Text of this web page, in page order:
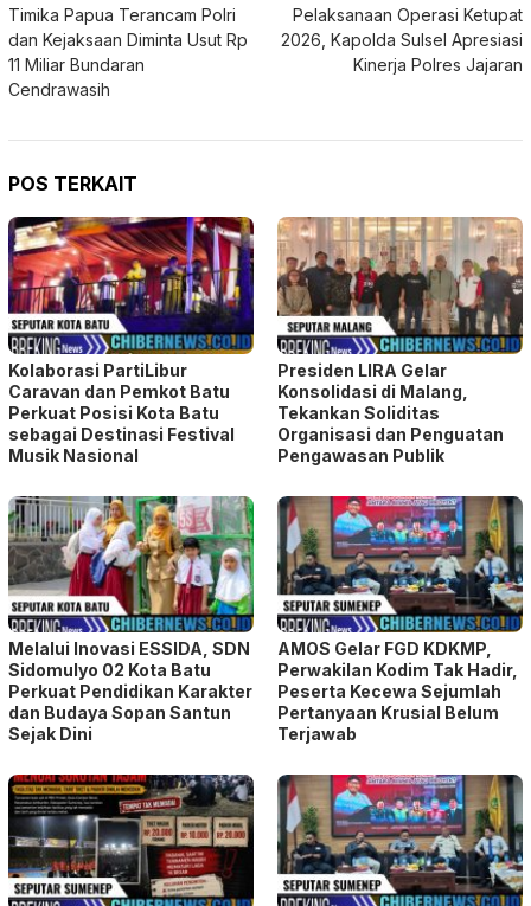
Timika Papua Terancam Polri
dan Kejaksaan Diminta Usut Rp
11 Miliar Bundaran
Cendrawasih
Pelaksanaan Operasi Ketupat
2026, Kapolda Sulsel Apresiasi
Kinerja Polres Jajaran
POS TERKAIT
Kolaborasi PartiLibur
Caravan dan Pemkot Batu
Perkuat Posisi Kota Batu
sebagai Destinasi Festival
Musik Nasional
Presiden LIRA Gelar
Konsolidasi di Malang,
Tekankan Soliditas
Organisasi dan Penguatan
Pengawasan Publik
Melalui Inovasi ESSIDA, SDN
Sidomulyo 02 Kota Batu
Perkuat Pendidikan Karakter
dan Budaya Sopan Santun
Sejak Dini
AMOS Gelar FGD KDKMP,
Perwakilan Kodim Tak Hadir,
Peserta Kecewa Sejumlah
Pertanyaan Krusial Belum
Terjawab